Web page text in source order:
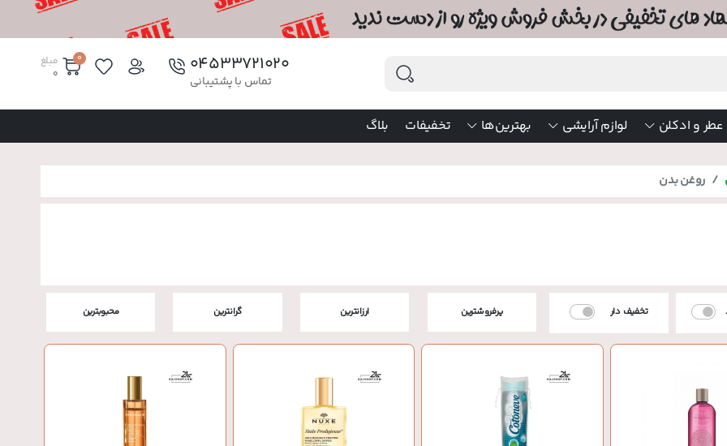
۰۴۵۳۳۷۲۱۰۲۰
تماس با پشتیبانی
مبلغ
0
0
عطر و ادکلن لوازم آرایشی بهترین‌ها تخفیفات بلاگ
روغن بدن
تخفیف دار پرفروشترین ارزانترین گرانترین محبوبترین